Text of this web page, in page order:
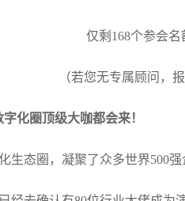
仅剩168个参会名
（若您无专属顾问，
化圈顶级大咖都会来！
生态圈，凝聚了众多世界500强